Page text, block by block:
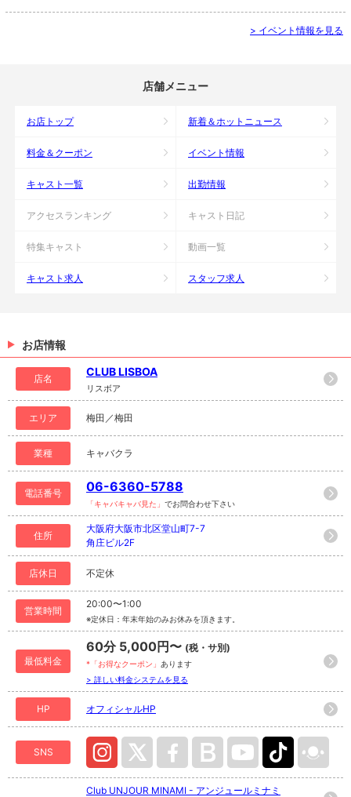
> イベント情報を見る
店舗メニュー
お店トップ 新着＆ホットニュース
料金＆クーポン イベント情報
キャスト一覧 出勤情報
アクセスランキング キャスト日記
特集キャスト 動画一覧
キャスト求人 スタッフ求人
お店情報
店名
CLUB LISBOA
リスボア
エリア 梅田／梅田
業種 キャバクラ
電話番号 06-6360-5788
「キャバキャバ見た」 でお問合わせ下さい
住所
大阪府大阪市北区堂山町7-7
角庄ビル2F
店休日 不定休
営業時間
20:00〜1:00
※定休日：年末年始のみお休みを頂きます。
最低料金
60分 5,000円〜 (税・サ別)
*「お得なクーポン」 あります
> 詳しい料金システムを見る
HP オフィシャルHP
SNS
Club UNJOUR MINAMI - アンジュールミナミ